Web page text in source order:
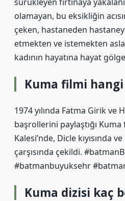
olamayan, bu eksikliğin
çeken, hastaneden
etmekten ve istemekten
kadının hayatına hayat
Kuma filmi
1974 yılında Fatma Girik ve
başrollerini paylaştığı
Kalesi’nde, Dicle kıyısında
çarşısında çekildi.
#batmanbuyuksehr
Kuma dizisi kaç